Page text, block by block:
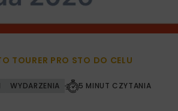
TOURER PRO STO DO CELU
WYDARZENIA 5 MINUT CZYTANIA